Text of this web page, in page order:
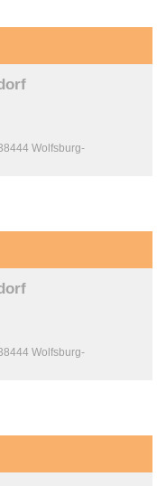
Wolfsburg-
Wolfsburg-